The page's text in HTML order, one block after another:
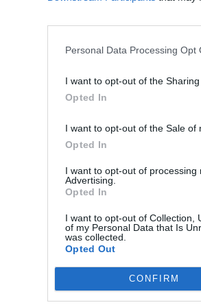
Personal Data Processing Opt
I want to opt-out of the
Opted In
I want to opt-out of the Sale of
Opted In
I want to opt-out of
Advertising.
Opted In
I want to opt-out of Collection,
of my Personal Data that Is
was collected.
Opted Out
CONFIRM
KEDVES OLVASÓNK!
A keresett cikk a portfolio.hu
regisztrációhoz kötött.
Az előfizetés a következőket
Portfolio.hu teljes cikkarchívum
kötéslistái